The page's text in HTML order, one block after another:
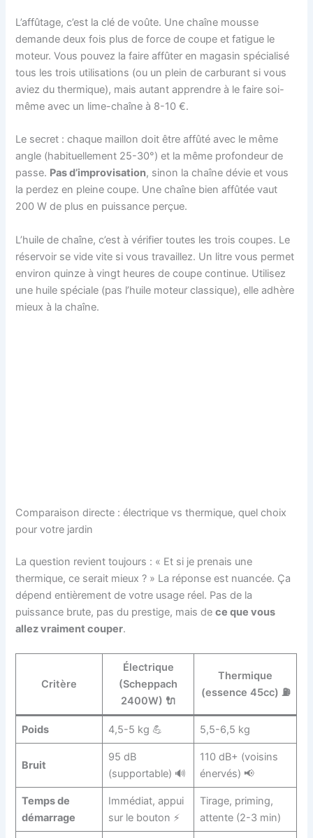
L’affûtage, c’est la clé de voûte. Une chaîne mousse
demande deux fois plus de force de coupe et fatigue le
moteur. Vous pouvez la faire affûter en magasin spécialisé
tous les trois utilisations (ou un plein de carburant si vous
aviez du thermique), mais autant apprendre à le faire soi-
même avec un lime-chaîne à 8-10 €.
Le secret : chaque maillon doit être affûté avec le même
angle (habituellement 25-30°) et la même profondeur de
passe. Pas d’improvisation, sinon la chaîne dévie et vous
la perdez en pleine coupe. Une chaîne bien affûtée vaut
200 W de plus en puissance perçue.
L’huile de chaîne, c’est à vérifier toutes les trois coupes. Le
réservoir se vide vite si vous travaillez. Un litre vous permet
environ quinze à vingt heures de coupe continue. Utilisez
une huile spéciale (pas l’huile moteur classique), elle adhère
mieux à la chaîne.
Comparaison directe : électrique vs thermique, quel choix
pour votre jardin
La question revient toujours : « Et si je prenais une
thermique, ce serait mieux ? » La réponse est nuancée. Ça
dépend entièrement de votre usage réel. Pas de la
puissance brute, pas du prestige, mais dece que vous
allez vraiment couper.
Critère
Électrique
(Scheppach
2400W) 🔌
Thermique
(essence 45cc) ⛽
Poids 4,5-5 kg 💪 5,5-6,5 kg
Bruit
95 dB
(supportable) 🔊
110 dB+ (voisins
énervés) 📢
Temps de
démarrage
Immédiat, appui
sur le bouton ⚡
Tirage, priming,
attente (2-3 min)